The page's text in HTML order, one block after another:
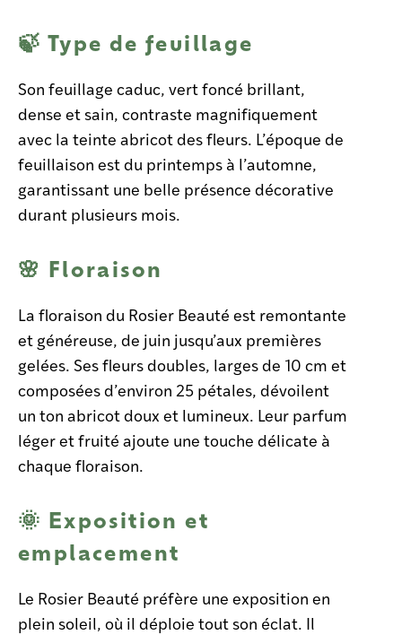
🍃 Type de feuillage
Son feuillage caduc, vert foncé brillant,
dense et sain, contraste magnifiquement
avec la teinte abricot des fleurs. L’époque de
feuillaison est du printemps à l’automne,
garantissant une belle présence décorative
durant plusieurs mois.
🌸 Floraison
La floraison du Rosier Beauté est remontante
et généreuse, de juin jusqu’aux premières
gelées. Ses fleurs doubles, larges de 10 cm et
composées d’environ 25 pétales, dévoilent
un ton abricot doux et lumineux. Leur parfum
léger et fruité ajoute une touche délicate à
chaque floraison.
🌞 Exposition et
emplacement
Le Rosier Beauté préfère une exposition en
plein soleil, où il déploie tout son éclat. Il